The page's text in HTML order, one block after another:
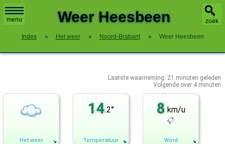
menu zoek
Weer Heesbeen
Index » Het weer » Noord-Brabant » Weer Heesbeen
Laatste waarneming: 21 minuten geleden
Volgende over 4 minuten
Het weer
14.2°
Temperatuur
8 km/u
Wind